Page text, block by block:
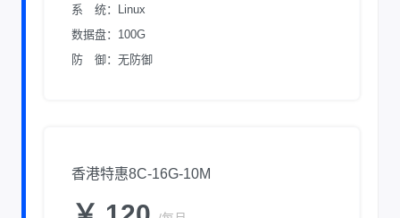
系 统：Linux
数据盘：100G
防 御：无防御
香港特惠8C-16G-10M